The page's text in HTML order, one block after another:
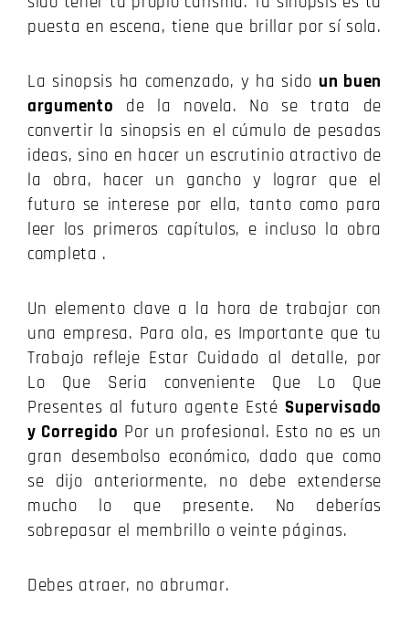
puesta en escena, tiene que brillar por sí sola.
La sinopsis ha comenzado, y ha sido un buen
argumento de la novela. No se trata de
convertir la sinopsis en el cúmulo de pesadas
ideas, sino en hacer un escrutinio atractivo de
la obra, hacer un gancho y lograr que el
futuro se interese por ella, tanto como para
leer los primeros capítulos, e incluso la obra
completa .
Un elemento clave a la hora de trabajar con
una empresa. Para ola, es Importante que tu
Trabajo refleje Estar Cuidado al detalle, por
Lo Que Seria conveniente Que Lo Que
Presentes al futuro agente Esté Supervisado
y Corregido Por un profesional. Esto no es un
gran desembolso económico, dado que como
se dijo anteriormente, no debe extenderse
mucho lo que presente. No deberías
sobrepasar el membrillo o veinte páginas.
Debes atraer, no abrumar.